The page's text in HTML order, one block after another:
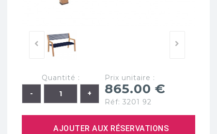
Quantité : Prix unitaire :
865.00 €
Réf: 3201 92
AJOUTER AUX RÉSERVATIONS